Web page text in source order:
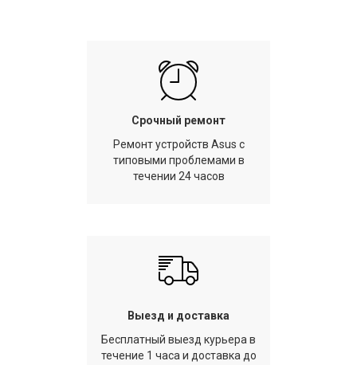
Срочный ремонт
Ремонт устройств Asus с
типовыми проблемами в
течении 24 часов
Выезд и доставка
Бесплатный выезд курьера в
течение 1 часа и доставка до